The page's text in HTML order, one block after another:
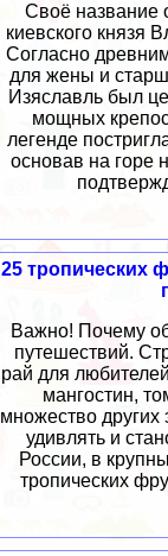
Своё название
киевского князя
Согласно
для жены и
Изяславль был
мощных
легенде
основав на горе
25 тропических
Важно! Почему
путешествий.
рай для
мангостин,
множество других
удивлять и
России, в
тропических